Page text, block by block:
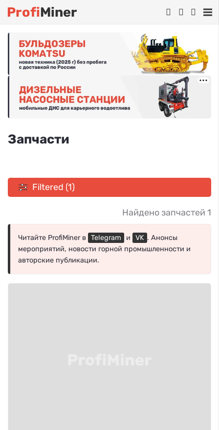
ProfiMiner
Запчасти
Filtered (1)
Найдено запчастей 1
Читайте ProfiMiner в Telegram и VK . Анонсы
мероприятий, новости горной промышленности и
авторские публикации.